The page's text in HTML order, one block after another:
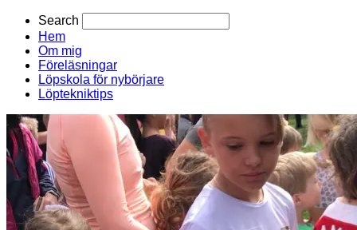
Search
Hem
Om mig
Föreläsningar
Löpskola för nybörjare
Löptekniktips